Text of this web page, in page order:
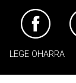
LEGE OHARRA